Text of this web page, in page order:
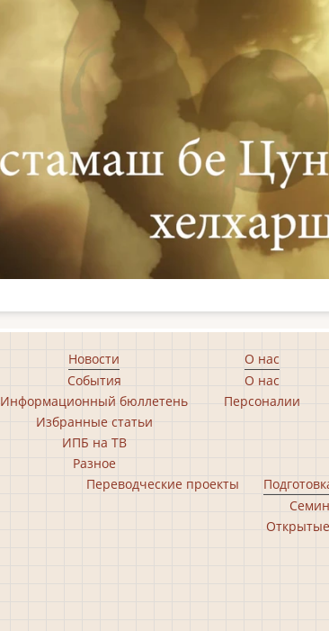
Новости
События
Информационный бюллетень
Избранные статьи
ИПБ на ТВ
Разное
О нас
О нас
Персоналии
Переводческие проекты